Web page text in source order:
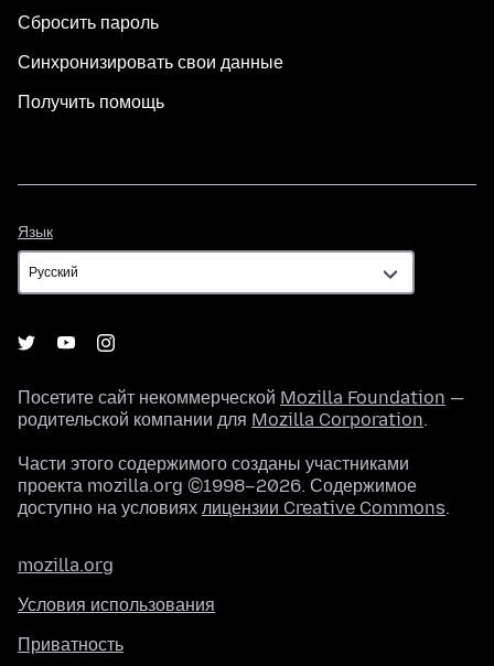
Сбросить пароль
Синхронизировать свои данные
Получить помощь
Язык
Посетите сайт некоммерческой Mozilla Foundation —
родительской компании для Mozilla Corporation.
Части этого содержимого созданы участниками
проекта mozilla.org ©1998–2026. Содержимое
доступно на условиях лицензии Creative Commons.
mozilla.org
Условия использования
Приватность